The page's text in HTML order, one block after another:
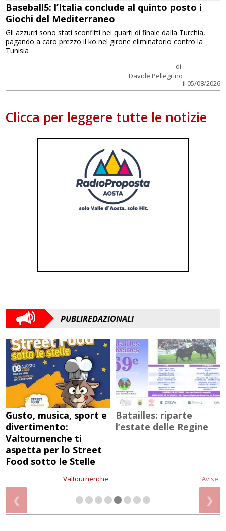
Baseball5: l’Italia conclude al quinto posto i
Giochi del Mediterraneo
di
Davide Pellegrino
il 05/08/2026
Gli azzurri sono stati sconfitti nei quarti di finale dalla Turchia,
pagando a caro prezzo il ko nel girone eliminatorio contro la
Tunisia
Clicca per leggere tutte le notizie
PUBLIREDAZIONALI
Gusto, musica, sport e
divertimento:
Valtournenche ti
aspetta per lo Street
Food sotto le Stelle
Valtournenche
Batailles: riparte
l’estate delle Regine
Avise
❮ ❯